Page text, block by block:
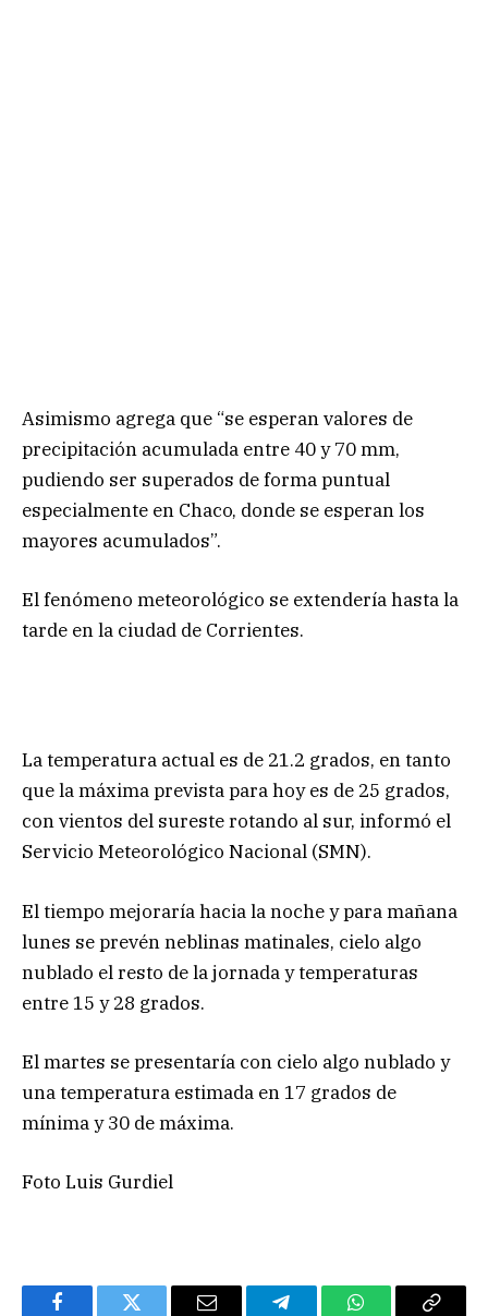
Asimismo agrega que “se esperan valores de
precipitación acumulada entre 40 y 70 mm,
pudiendo ser superados de forma puntual
especialmente en Chaco, donde se esperan los
mayores acumulados”.
El fenómeno meteorológico se extendería hasta la
tarde en la ciudad de Corrientes.
La temperatura actual es de 21.2 grados, en tanto
que la máxima prevista para hoy es de 25 grados,
con vientos del sureste rotando al sur, informó el
Servicio Meteorológico Nacional (SMN).
El tiempo mejoraría hacia la noche y para mañana
lunes se prevén neblinas matinales, cielo algo
nublado el resto de la jornada y temperaturas
entre 15 y 28 grados.
El martes se presentaría con cielo algo nublado y
una temperatura estimada en 17 grados de
mínima y 30 de máxima.
Foto Luis Gurdiel